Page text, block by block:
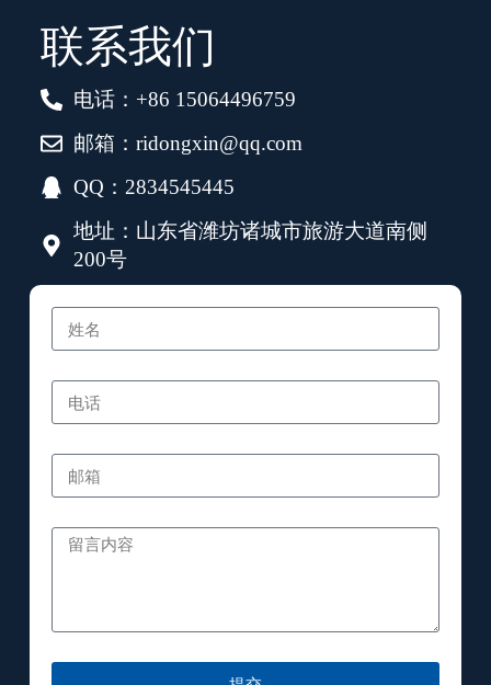
联系我们
电话：+86 15064496759
邮箱：ridongxin@qq.com
QQ：2834545445
地址：山东省潍坊诸城市旅游大道南侧
200号